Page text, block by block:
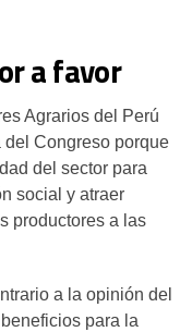
a favor
Agrarios del Perú
del Congreso porque
del sector para
social y atraer
productores a las
a la opinión del
para la